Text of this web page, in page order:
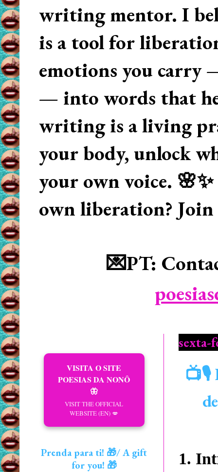
writing mentor. I
is a tool for
emotions you carry
— into words that
writing is a living
your body, unlock
your own voice.
own liberation? Join
💌PT:
sexta-
📺🎙️
1.
VISITA O SITE
POESIAS DA NONÔ
🦋
VISIT THE OFFICIAL
WEBSITE (EN) 💋
Prenda para ti! 🎁/ A gift
for you! 🎁